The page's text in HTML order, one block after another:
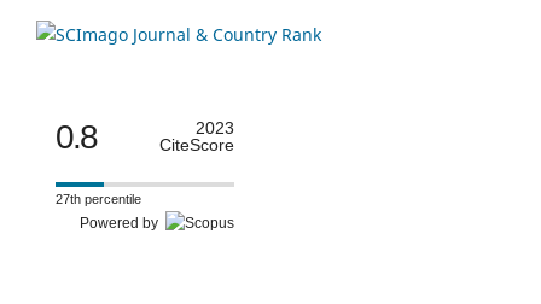
0.8
2023
CiteScore
27th percentile
Powered by